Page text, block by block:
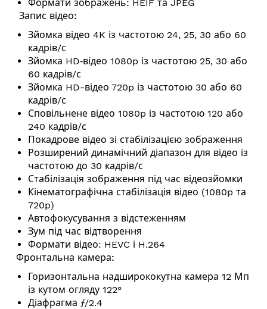
Формати зображень: HEIF та JPEG
Запис відео:
Зйомка відео 4K із частотою 24, 25, 30 або 60
кадрів/с
Зйомка HD‑відео 1080p із частотою 25, 30 або
60 кадрів/с
Зйомка HD-відео 720p із частотою 30 або 60
кадрів/с
Сповільнене відео 1080p із частотою 120 або
240 кадрів/с
Покадрове відео зі стабі­лі­за­цією зобра­ження
Розширений динамічний діапазон для відео із
частотою до 30 кадрів/с
Стабілізація зображення під час відеозйомки
Кінемато­графічна стабілізація відео (1080p та
720p)
Автофокусування з відстеженням
Зум під час відтворення
Формати відео: HEVC і H.264
Фронтальна камера:
Горизонтальна надширококутна камера 12 Мп
із кутом огляду 122°
Діафрагма ƒ/2.4